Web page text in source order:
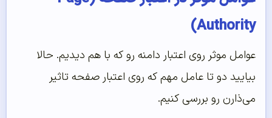
Authority)
عوامل موثر روی اعتبار دامنه رو که با هم دیدیم. حالا
بیایید دو تا عامل مهم که روی اعتبار صفحه تاثیر
می‌ذارن رو بررسی کنیم.